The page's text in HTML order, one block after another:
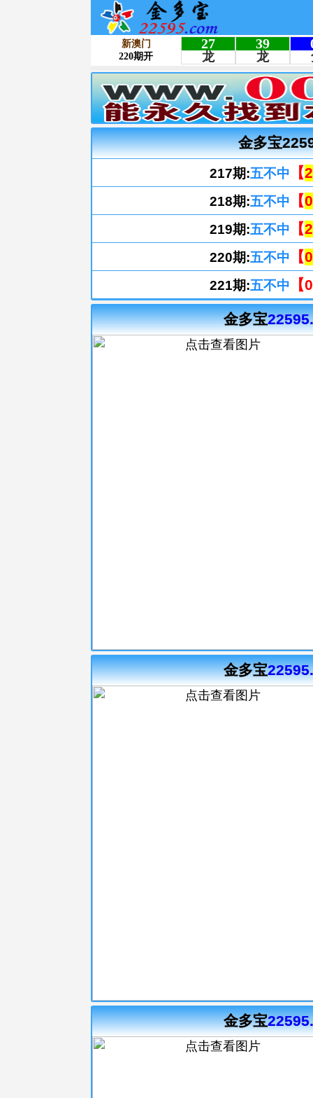
金多宝
217期:五不中 【
218期:五不中 【
219期:五不中 【
220期:五不中 【
221期:五不中
金多宝
金多宝
金多宝